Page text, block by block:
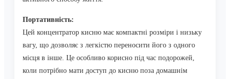
Портативність:
Цей концентратор кисню має компактні розміри і низьку
вагу, що дозволяє з легкістю переносити його з одного
місця в інше. Це особливо корисно під час подорожей,
коли потрібно мати доступ до кисню поза домашнім